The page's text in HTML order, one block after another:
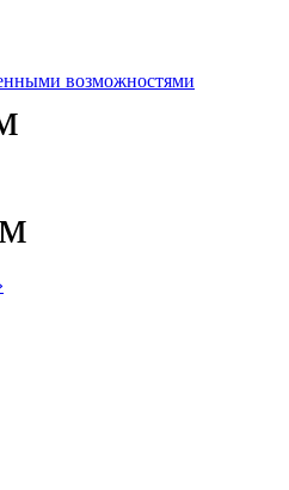
возможностями